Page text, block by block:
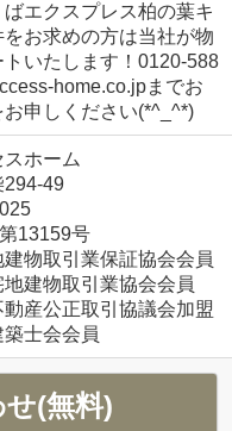
エクスプレス柏の葉キ
お求めの方は当社が物
いたします！0120-588
home.co.jpまでお
申しください(*^_^*)
ホーム
294-49
13159号
建物取引業保証協会会員
地建物取引業協会会員
動産公正取引協議会加盟
築士会会員
(無料)